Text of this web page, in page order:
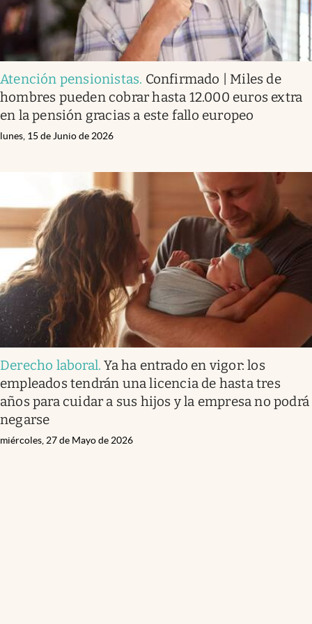
Atención pensionistas. Confirmado | Miles de
hombres pueden cobrar hasta 12.000 euros extra
en la pensión gracias a este fallo europeo
lunes, 15 de Junio de 2026
Derecho laboral.Ya ha entrado en vigor: los
empleados tendrán una licencia de hasta tres
años para cuidar a sus hijos y la empresa no podrá
negarse
miércoles, 27 de Mayo de 2026